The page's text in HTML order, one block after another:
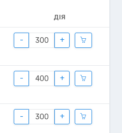
ДІЯ
- +
- +
- +